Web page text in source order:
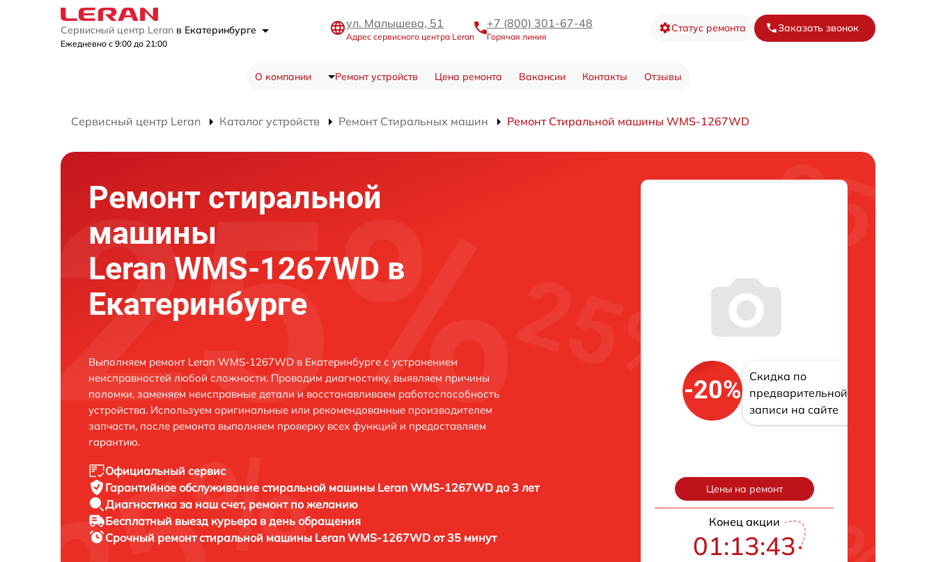
Сервисный центр Leran в Екатеринбурге
Ежедневно с 9:00 до 21:00
ул. Малышева, 51
Адрес сервисного центра Leran
+7 (800) 301-67-48
Горячая линия
Статус ремонта Заказать звонок
О компании Ремонт устройств Цена ремонта Вакансии Контакты Отзывы
Сервисный центр Leran Каталог устройств Ремонт Стиральных машин Ремонт Стиральной машины WMS-1267WD
Ремонт стиральной
машины
Leran WMS-1267WD в
Екатеринбурге
Выполняем ремонт Leran WMS-1267WD в Екатеринбурге с устранением
неисправностей любой сложности. Проводим диагностику, выявляем причины
поломки, заменяем неисправные детали и восстанавливаем работоспособность
устройства. Используем оригинальные или рекомендованные производителем
запчасти, после ремонта выполняем проверку всех функций и предоставляем
гарантию.
Официальный сервис
Гарантийное обслуживание стиральной машины Leran WMS-1267WD до 3 лет
Диагностика за наш счет, ремонт по желанию
Бесплатный выезд курьера в день обращения
Срочный ремонтстиральной машины Leran WMS-1267WD от 35 минут
-20%
Скидка по
предварительной
записи на сайте
Цены на ремонт
Конец акции
01:13:42